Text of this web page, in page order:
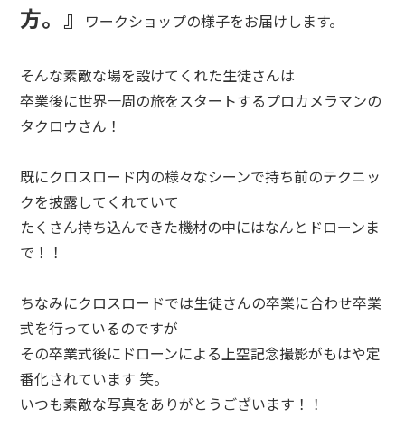
方。』
ワークショップの様子をお届けします。
そんな素敵な場を設けてくれた生徒さんは
卒業後に世界一周の旅をスタートするプロカメラマンの
タクロウさん！
既にクロスロード内の様々なシーンで持ち前のテクニッ
クを披露してくれていて
たくさん持ち込んできた機材の中にはなんとドローンま
で！！
ちなみにクロスロードでは生徒さんの卒業に合わせ卒業
式を行っているのですが
その卒業式後にドローンによる上空記念撮影がもはや定
番化されています 笑。
いつも素敵な写真をありがとうございます！！